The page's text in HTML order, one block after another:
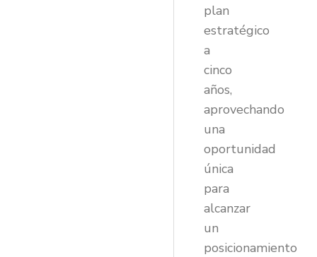
plan
estratégico
a
cinco
años,
aprovechando
una
oportunidad
única
para
alcanzar
un
posicionamiento